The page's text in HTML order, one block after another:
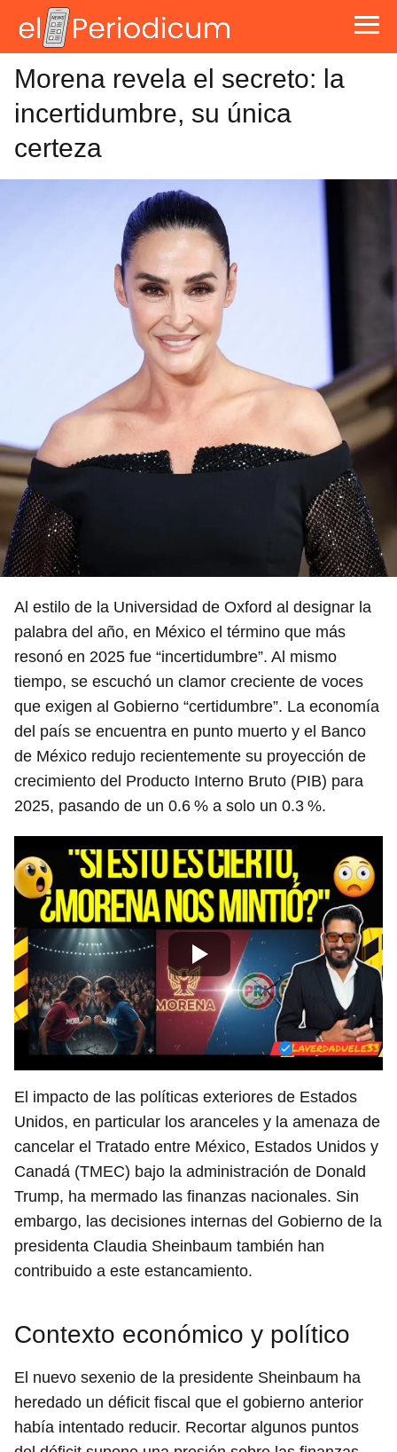
Morena revela el secreto: la
incertidumbre, su única
certeza
Al estilo de la Universidad de Oxford al designar la
palabra del año, en México el término que más
resonó en 2025 fue “incertidumbre”. Al mismo
tiempo, se escuchó un clamor creciente de voces
que exigen al Gobierno “certidumbre”. La economía
del país se encuentra en punto muerto y el Banco
de México redujo recientemente su proyección de
crecimiento del Producto Interno Bruto (PIB) para
2025, pasando de un 0.6 % a solo un 0.3 %.
El impacto de las políticas exteriores de Estados
Unidos, en particular los aranceles y la amenaza de
cancelar el Tratado entre México, Estados Unidos y
Canadá (TMEC) bajo la administración de Donald
Trump, ha mermado las finanzas nacionales. Sin
embargo, las decisiones internas del Gobierno de la
presidenta Claudia Sheinbaum también han
contribuido a este estancamiento.
Contexto económico y político
El nuevo sexenio de la presidente Sheinbaum ha
heredado un déficit fiscal que el gobierno anterior
había intentado reducir. Recortar algunos puntos